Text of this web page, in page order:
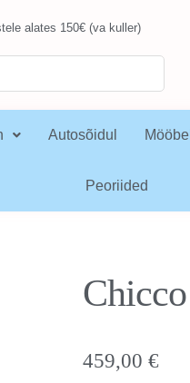
alates 150€ (va kuller)
Autosõidul Mööbel
Peoriided
459,00 €